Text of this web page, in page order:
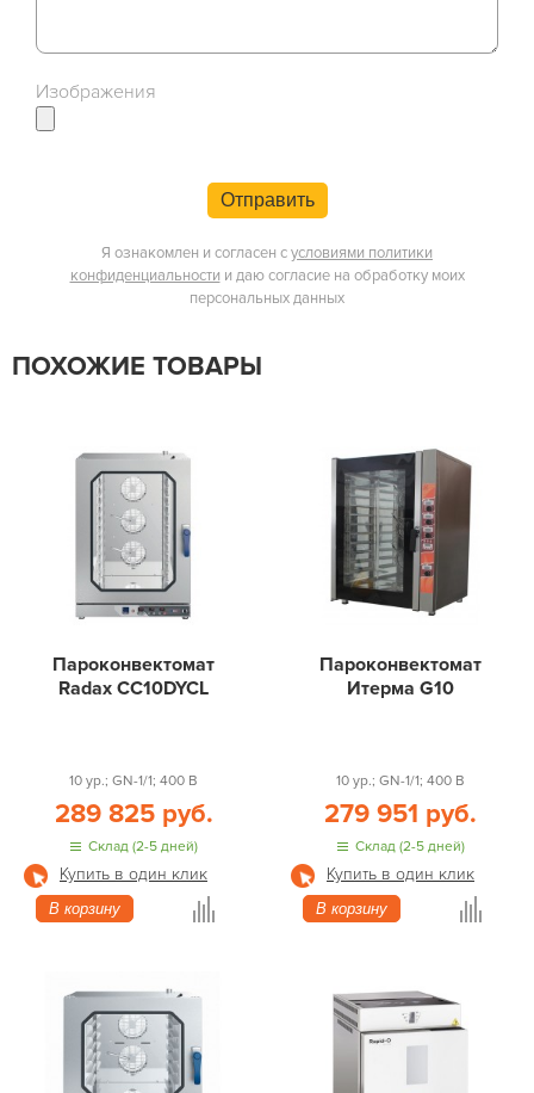
Изображения
Отправить
Я ознакомлен и согласен сусловиями политики
конфиденциальности и даю согласие на обработку моих
персональных данных
ПОХОЖИЕ ТОВАРЫ
Пароконвектомат
Radax CC10DYCL
10 ур.; GN-1/1; 400 В
289 825 руб.
Склад (2-5 дней)
Купить в один клик
В корзину
Пароконвектомат
Итерма G10
10 ур.; GN-1/1; 400 В
279 951 руб.
Склад (2-5 дней)
Купить в один клик
В корзину